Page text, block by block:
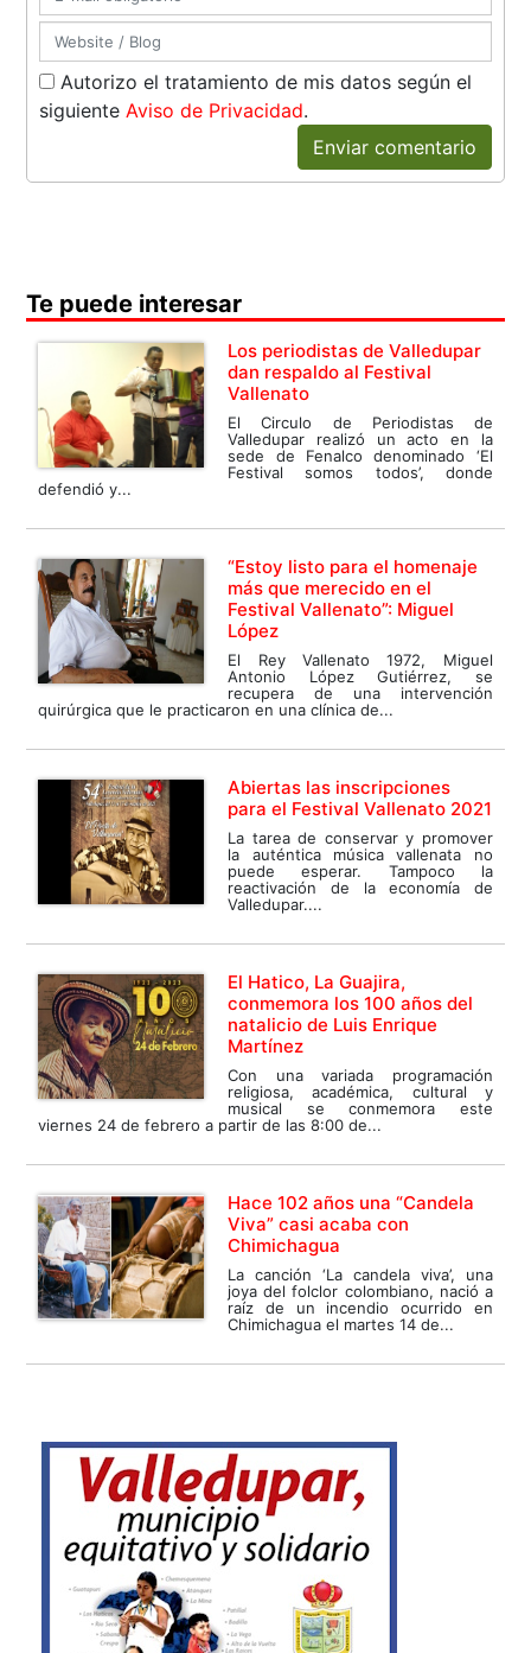
Autorizo el tratamiento de mis datos según el
siguiente Aviso de Privacidad.
Enviar comentario
Te puede interesar
Los periodistas de Valledupar
dan respaldo al Festival
Vallenato
El Circulo de Periodistas de
Valledupar realizó un acto en la
sede de Fenalco denominado ‘El
Festival somos todos’, donde
defendió y...
“Estoy listo para el homenaje
más que merecido en el
Festival Vallenato”: Miguel
López
El Rey Vallenato 1972, Miguel
Antonio López Gutiérrez, se
recupera de una intervención
quirúrgica que le practicaron en una clínica de...
Abiertas las inscripciones
para el Festival Vallenato 2021
La tarea de conservar y promover
la auténtica música vallenata no
puede esperar. Tampoco la
reactivación de la economía de
Valledupar....
El Hatico, La Guajira,
conmemora los 100 años del
natalicio de Luis Enrique
Martínez
Con una variada programación
religiosa, académica, cultural y
musical se conmemora este
viernes 24 de febrero a partir de las 8:00 de...
Hace 102 años una “Candela
Viva” casi acaba con
Chimichagua
La canción ‘La candela viva’, una
joya del folclor colombiano, nació a
raíz de un incendio ocurrido en
Chimichagua el martes 14 de...